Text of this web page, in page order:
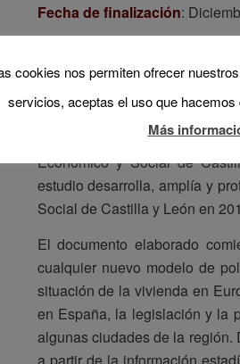
Fecha de finalización:
DESCRIPCIÓN
El objetivo de este trabajo
impulso de un nuevo
Económico y Social de
estudio desarrolla, amplía y
Social de Castilla y León en
El documento elaborado
cualquier nuevo modelo de
situación de la vivienda en
en España, la legislación y la
algunas ciudades de la
a partir de la información
cookies nos permiten ofrecer
servicios, aceptas el uso que hacemos
Más